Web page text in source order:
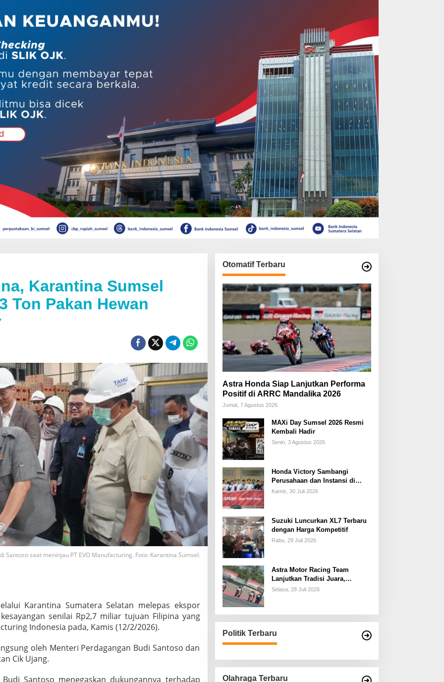
Karantina Sumsel
Ton Pakan Hewan
Santoso saat meninjau PT EVO Manufacturing. Foto: Karantina Sumsel.
Karantina Sumatera Selatan melepas ekspor
senilai Rp2,7 miliar tujuan Filipina yang
Indonesia pada, Kamis (12/2/2026).
oleh Menteri Perdagangan Budi Santoso dan
Cik Ujang.
Santoso menegaskan dukungannya terhadap
Otomatif Terbaru
Astra Honda Siap Lanjutkan Performa
Positif di ARRC Mandalika 2026
Jumat, 7 Agustus 2026
MAXi Day Sumsel 2026 Resmi
Kembali Hadir
Senin, 3 Agustus 2026
Honda Victory Sambangi
Perusahaan dan Instansi di
Sumsel
Kamis, 30 Juli 2026
Suzuki Luncurkan XL7 Terbaru
dengan Harga Kompetitif
Rabu, 29 Juli 2026
Astra Motor Racing Team
Lanjutkan Tradisi Juara,
Kumpulkan 7 Podium di
Selasa, 28 Juli 2026
Politik Terbaru
Olahraga Terbaru